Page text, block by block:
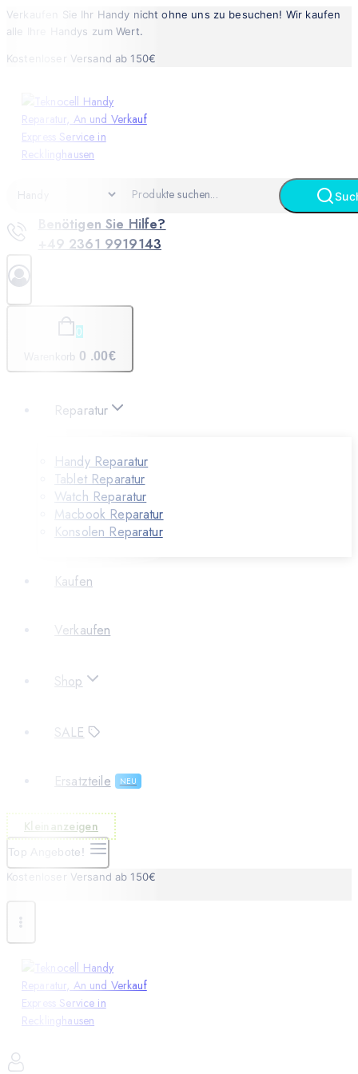
Verkaufen Sie Ihr Handy nicht ohne uns zu besuchen! Wir kaufen
alle Ihre Handys zum Wert.
Kostenloser Versand ab 150€
Benötigen Sie Hilfe?
+49 2361 9919143
0
Warenkorb 0 .00€
Reparatur
Handy Reparatur
Tablet Reparatur
Watch Reparatur
Macbook Reparatur
Konsolen Reparatur
Kaufen
Verkaufen
Shop
SALE
Ersatzteile NEU
Kleinanzeigen
Top Angebote!
Kostenloser Versand ab 150€